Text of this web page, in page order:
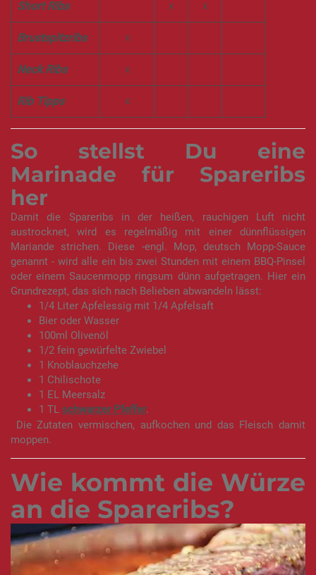
Short Ribs x x
Brustspitzribs x
Neck Ribs x
Rib Tipps x
So stellst Du eine
Marinade für Spareribs
her
Damit die Spareribs in der heißen, rauchigen Luft nicht
austrocknet, wird es regelmäßig mit einer dünnflüssigen
Mariande strichen. Diese -engl. Mop, deutsch Mopp-Sauce
genannt - wird alle ein bis zwei Stunden mit einem BBQ-Pinsel
oder einem Saucenmopp ringsum dünn aufgetragen. Hier ein
Grundrezept, das sich nach Belieben abwandeln lässt:
1/4 Liter Apfelessig mit 1/4 Apfelsaft
Bier oder Wasser
100ml Olivenöl
1/2 fein gewürfelte Zwiebel
1 Knoblauchzehe
1 Chilischote
1 EL Meersalz
1 TL schwarzer Pfeffer.
Die Zutaten vermischen, aufkochen und das Fleisch damit
moppen.
Wie kommt die Würze
an die Spareribs?